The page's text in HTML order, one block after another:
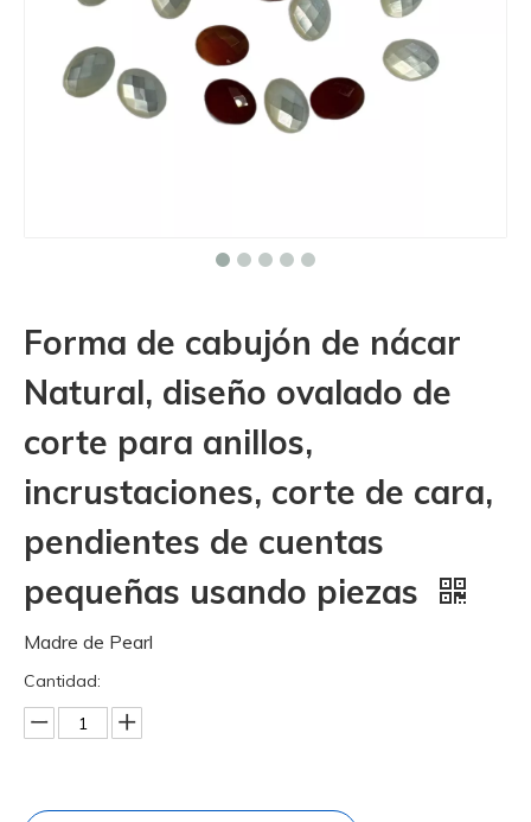
Forma de cabujón de nácar
Natural, diseño ovalado de
corte para anillos,
incrustaciones, corte de cara,
pendientes de cuentas
pequeñas usando piezas
Madre de Pearl
Cantidad: